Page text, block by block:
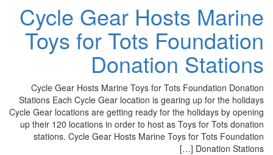
Cycle Gear Hosts Marine
Toys for Tots Foundation
Donation Stations
Cycle Gear Hosts Marine Toys for Tots Foundation Donation
Stations Each Cycle Gear location is gearing up for the holidays
Cycle Gear locations are getting ready for the holidays by opening
up their 120 locations in order to host as Toys for Tots donation
stations. Cycle Gear Hosts Marine Toys for Tots Foundation
Donation Stations […]